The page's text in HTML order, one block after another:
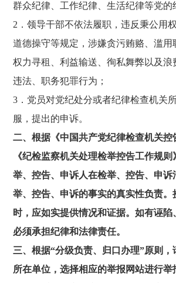
群众纪律、工作纪律、生活纪律等党的
2．领导干部不依法履职，违反秉公用
道德操守等规定，涉嫌贪污贿赂、滥用
权力寻租、利益输送、徇私舞弊以及浪
违法、职务犯罪行为；
3．党员对党纪处分或者纪律检查机关
服，提出的申诉。
二、根据《中国共产党纪律检查机关控
《纪检监察机关处理检举控告工作规
举、控告、申诉人在检举、控告、申诉
举、控告、申诉的事实的真实性负责。
时，应如实提供情况和证据。如有诬陷
必须承担纪律和法律责任。
三、根据“分级负责、归口办理”原则，
所在单位，选择相应的举报网站进行举